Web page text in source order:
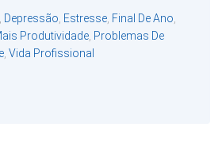
Depressão Estresse Final De Ano
Produtividade Problemas De
Vida Profissional